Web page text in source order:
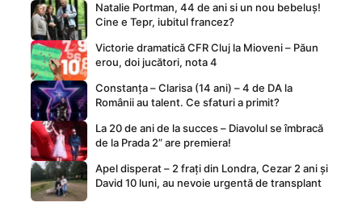
Natalie Portman, 44 de ani si un nou bebeluș!
Cine e Tepr, iubitul francez?
Victorie dramatică CFR Cluj la Mioveni – Păun
erou, doi jucători, nota 4
Constanța – Clarisa (14 ani) – 4 de DA la
Românii au talent. Ce sfaturi a primit?
La 20 de ani de la succes – Diavolul se îmbracă
de la Prada 2” are premiera!
Apel disperat – 2 frați din Londra, Cezar 2 ani și
David 10 luni, au nevoie urgentă de transplant